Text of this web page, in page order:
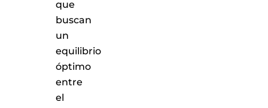
que
buscan
un
equilibrio
óptimo
entre
el